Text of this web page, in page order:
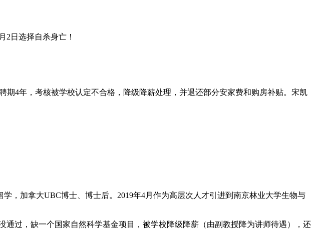
2日选择自杀身亡！
4年，考核被学校认定不合格，降级降薪处理，并退还部分安家费和购房补贴。宋凯
，加拿大UBC博士、博士后。2019年4月作为高层次人才引进到南京林业大学生物与
过，缺一个国家自然科学基金项目，被学校降级降薪（由副教授降为讲师待遇），还